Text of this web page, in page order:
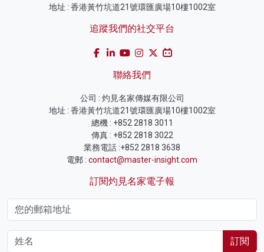
地址 : 香港黃竹坑道21號環匯廣場10樓1002室
追蹤我們的社交平台
聯絡我們
公司 : 灼見名家傳媒有限公司
地址 : 香港黃竹坑道21號環匯廣場10樓1002室
總機 : +852 2818 3011
傳真 : +852 2818 3022
業務電話 :+852 2818 3638
電郵 : contact@master-insight.com
訂閱灼見名家電子報
訂閱